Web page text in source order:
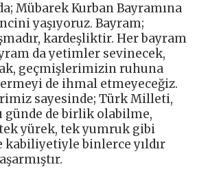
Mübarek Kurban Bayramına
yaşıyoruz. Bayram;
kardeşliktir. Her bayram
da yetimler sevinecek,
geçmişlerimizin ruhuna
de ihmal etmeyeceğiz.
sayesinde; Türk Milleti,
günde de birlik olabilme,
yürek, tek yumruk gibi
kabiliyetiyle binlerce yıldır